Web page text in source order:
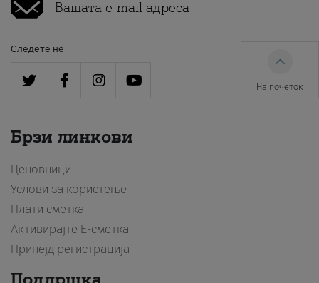
Следете нè
На почеток
Брзи линкови
Ценовници
Услови за користење
Плати сметка
Активирајте Е-сметка
Припејд регистрација